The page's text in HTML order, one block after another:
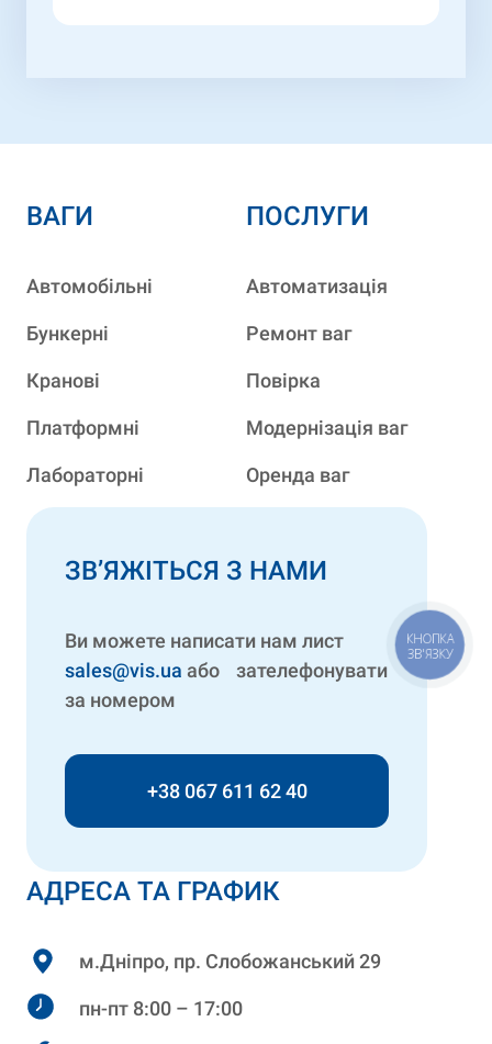
АДРЕСА ТА ГРАФИК
м.Дніпро, пр. Слобожанський 29
пн-пт 8:00 – 17:00
ВАГИ
Автомобільні
Бункерні
Кранові
Платформні
Лабораторні
ПОСЛУГИ
Автоматизація
Ремонт ваг
Повірка
Модернізація ваг
Оренда ваг
ЗВ’ЯЖІТЬСЯ З НАМИ
Ви можете написати нам лист
sales@vis.ua або зателефонувати
за номером
+38 067 611 62 40
КНОПКА
ЗВ'ЯЗКУ